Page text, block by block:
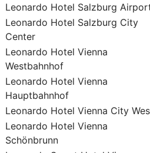
Leonardo Hotel Salzburg
Leonardo Hotel Salzburg City
Center
Leonardo Hotel Vienna
Westbahnhof
Leonardo Hotel Vienna
Hauptbahnhof
Leonardo Hotel Vienna City
Leonardo Hotel Vienna
Schönbrunn